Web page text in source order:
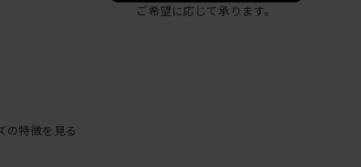
ご希望に応じて承ります。
の特徴を見る